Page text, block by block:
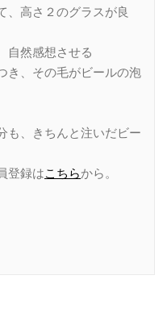
、高さ２のグラスが良
自然感想させる
き、その毛がビールの泡
も、きちんと注いだビー
登録はこちらから。